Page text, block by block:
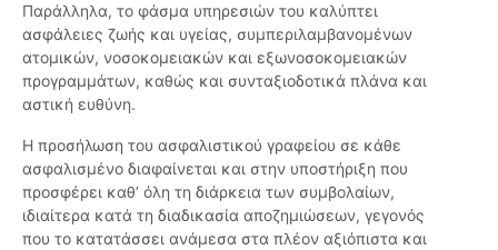
Παράλληλα, το φάσμα υπηρεσιών του καλύπτει
ασφάλειες ζωής και υγείας, συμπεριλαμβανομένων
ατομικών, νοσοκομειακών και εξωνοσοκομειακών
προγραμμάτων, καθώς και συνταξιοδοτικά πλάνα και
αστική ευθύνη.
Η προσήλωση του ασφαλιστικού γραφείου σε κάθε
ασφαλισμένο διαφαίνεται και στην υποστήριξη που
προσφέρει καθ’ όλη τη διάρκεια των συμβολαίων,
ιδιαίτερα κατά τη διαδικασία αποζημιώσεων, γεγονός
που το κατατάσσει ανάμεσα στα πλέον αξιόπιστα και